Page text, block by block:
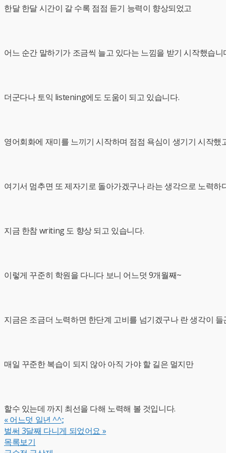
한달 한달 시간이 갈 수록 점점 듣기 능력이 향상되었고
어느 순간 말하기가 조금씩 늘고 있다는 느낌을 받기 시작했습니
더군다나 토익 listening에도 도움이 되고 있습니다.
영어회화에 재미를 느끼기 시작하며 점점 욕심이 생기기 시작했
여기서 멈추면 또 제자기로 돌아가겠구나 라는 생각으로 노력하
지금 한참 writing 도 향상 되고 있습니다.
이렇게 꾸준히 학원을 다니다 보니 어느덧 9개월째~
지금은 조금더 노력하면 한단계 고비를 넘기겠구나 란 생각이 들
매일 꾸준한 복습이 되지 않아 아직 가야 할 길은 멀지만
할수 있는데 까지 최선을 다해 노력해 볼 것입니다.
«어느덧 일년 ^^;;
벌써 3달째 다니게 되었어요 »
목록보기